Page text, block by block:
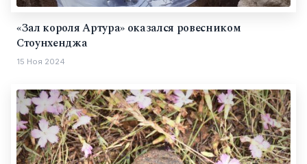
«Зал короля Артура» оказался ровесником
Стоунхенджа
15 Ноя 2024